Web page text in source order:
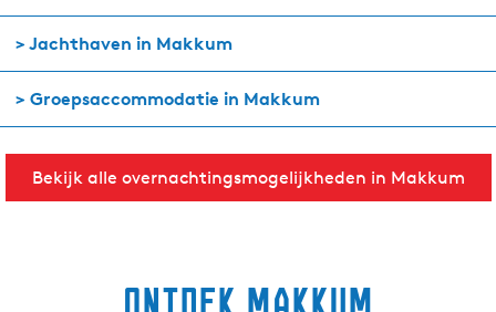
> Jachthaven in Makkum
> Groepsaccommodatie in Makkum
Bekijk alle overnachtingsmogelijkheden in Makkum